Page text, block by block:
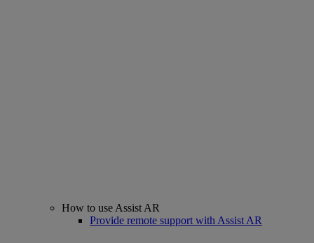
How to use Assist AR
Provide remote support with Assist AR